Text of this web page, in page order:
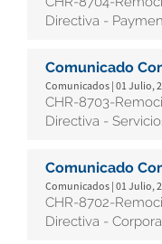
Directiva -
Comunicado
Comunicados | 01 Julio,
CHR-8703-
Directiva -
Comunicado
Comunicados | 01 Julio,
CHR-8702-
Directiva -